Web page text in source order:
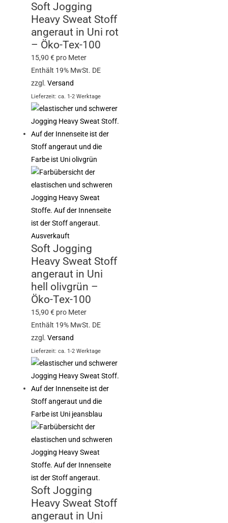
Soft Jogging
Heavy Sweat Stoff
angeraut in Uni rot
– Öko-Tex-100
15,90€ pro Meter
Enthält 19% MwSt. DE
zzgl.Versand
Lieferzeit: ca. 1-2 Werktage
Ausverkauft
Soft Jogging
Heavy Sweat Stoff
angeraut in Uni
hell olivgrün –
Öko-Tex-100
15,90€ pro Meter
Enthält 19% MwSt. DE
zzgl.Versand
Lieferzeit: ca. 1-2 Werktage
Soft Jogging
Heavy Sweat Stoff
angeraut in Uni